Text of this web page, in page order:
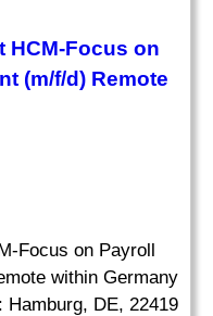
HCM-Focus on
(m/f/d) Remote
Focus on Payroll
within Germany
Hamburg, DE, 22419